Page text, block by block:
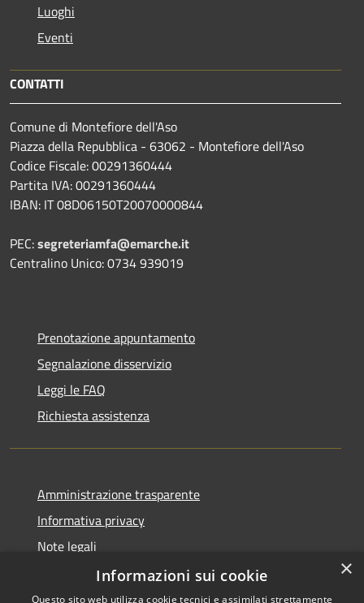
Luoghi
Eventi
CONTATTI
Comune di Montefiore dell'Aso
Piazza della Repubblica - 63062 - Montefiore dell'Aso
Codice Fiscale: 00291360444
Partita IVA: 00291360444
IBAN: IT 08D06150T20070000844
PEC:segreteriamfa@emarche.it
Centralino Unico: 0734 939019
Prenotazione appuntamento
Segnalazione disservizio
Leggi le FAQ
Richiesta assistenza
Amministrazione trasparente
Informativa privacy
Note legali
Dichiarazione di accessibilità
×
Informazioni sui cookie
Questo sito web utilizza cookie tecnici e assimilati strettamente